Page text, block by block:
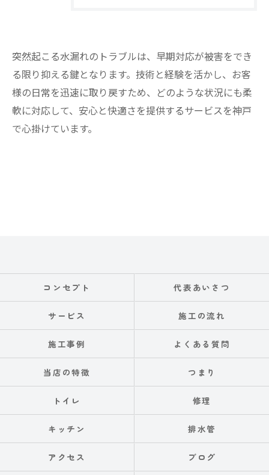
突然起こる水漏れのトラブルは、早期対応が被害をでき
る限り抑える鍵となります。技術と経験を活かし、お客
様の日常を迅速に取り戻すため、どのような状況にも柔
軟に対応して、安心と快適さを提供するサービスを神戸
で心掛けています。
コンセプト 代表あいさつ
サービス 施工の流れ
施工事例 よくある質問
当店の特徴 つまり
トイレ 修理
キッチン 排水管
アクセス ブログ